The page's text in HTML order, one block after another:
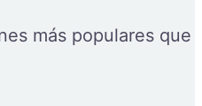
más populares que